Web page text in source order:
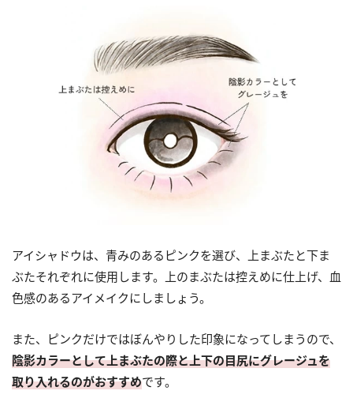
アイシャドウは、青みのあるピンクを選び、上まぶたと下ま
ぶたそれぞれに使用します。上のまぶたは控えめに仕上げ、血
色感のあるアイメイクにしましょう。
また、ピンクだけではぼんやりした印象になってしまうので、
陰影カラーとして上まぶたの際と上下の目尻にグレージュを
取り入れるのがおすすめです。